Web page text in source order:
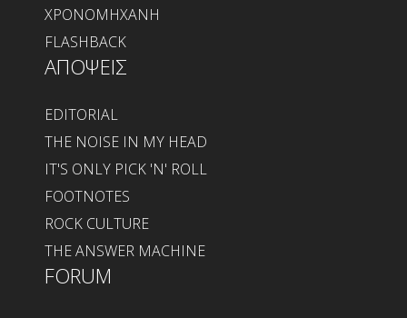
ΧΡΟΝΟΜΗΧΑΝΗ
FLASHBACK
ΑΠΟΨΕΙΣ
EDITORIAL
THE NOISE IN MY HEAD
IT'S ONLY PICK 'N' ROLL
FOOTNOTES
ROCK CULTURE
THE ANSWER MACHINE
FORUM